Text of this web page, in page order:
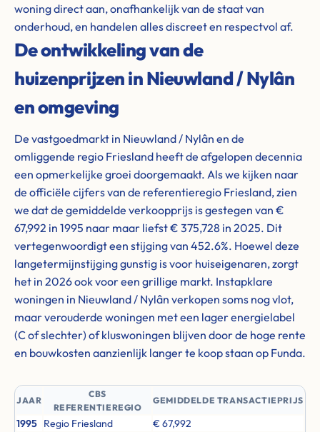
woning direct aan, onafhankelijk van de staat van
onderhoud, en handelen alles discreet en respectvol af.
De ontwikkeling van de
huizenprijzen in Nieuwland / Nylân
en omgeving
De vastgoedmarkt in Nieuwland / Nylân en de
omliggende regio Friesland heeft de afgelopen decennia
een opmerkelijke groei doorgemaakt. Als we kijken naar
de officiële cijfers van de referentieregio Friesland, zien
we dat de gemiddelde verkoopprijs is gestegen van €
67,992 in 1995 naar maar liefst € 375,728 in 2025. Dit
vertegenwoordigt een stijging van 452.6%. Hoewel deze
langetermijnstijging gunstig is voor huiseigenaren, zorgt
het in 2026 ook voor een grillige markt. Instapklare
woningen in Nieuwland / Nylân verkopen soms nog vlot,
maar verouderde woningen met een lager energielabel
(C of slechter) of kluswoningen blijven door de hoge rente
en bouwkosten aanzienlijk langer te koop staan op Funda.
JAAR
CBS
REFERENTIEREGIO
GEMIDDELDE TRANSACTIEPRIJS
1995 Regio Friesland
€ 67,992